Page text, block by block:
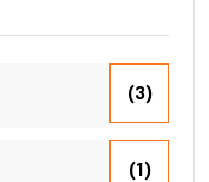
(3)
(1)